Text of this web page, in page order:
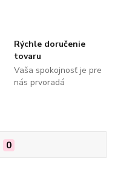
Rýchle doručenie
tovaru
Vaša spokojnosť je pre
nás prvoradá
0